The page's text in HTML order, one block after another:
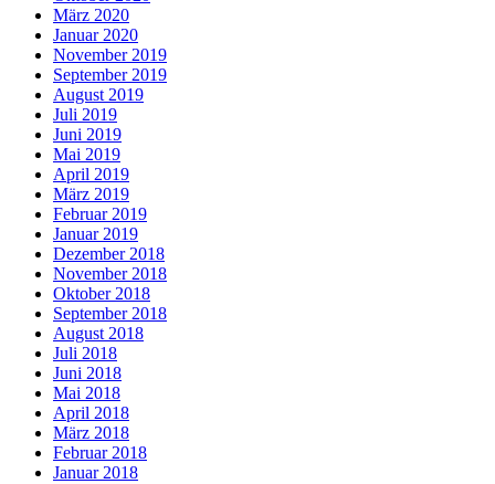
März 2020
Januar 2020
November 2019
September 2019
August 2019
Juli 2019
Juni 2019
Mai 2019
April 2019
März 2019
Februar 2019
Januar 2019
Dezember 2018
November 2018
Oktober 2018
September 2018
August 2018
Juli 2018
Juni 2018
Mai 2018
April 2018
März 2018
Februar 2018
Januar 2018